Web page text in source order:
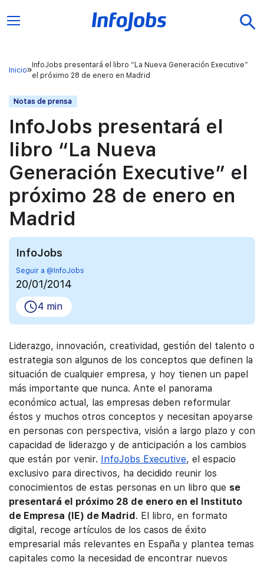
Inicio
InfoJobs presentará el libro “La Nueva Generación Executive”
el próximo 28 de enero en Madrid
Notas de prensa
InfoJobs presentará el
libro “La Nueva
Generación Executive” el
próximo 28 de enero en
Madrid
InfoJobs
Seguir a @InfoJobs
20/01/2014
4 min
Liderazgo, innovación, creatividad, gestión del talento o
estrategia son algunos de los conceptos que definen la
situación de cualquier empresa, y hoy tienen un papel
más importante que nunca. Ante el panorama
económico actual, las empresas deben reformular
éstos y muchos otros conceptos y necesitan apoyarse
en personas con perspectiva, visión a largo plazo y con
capacidad de liderazgo y de anticipación a los cambios
que están por venir.
InfoJobs Executive, el espacio
exclusivo para directivos, ha decidido reunir los
conocimientos de estas personas en un libro que se
presentará el próximo 28 de enero en el Instituto
de Empresa (IE) de Madrid . El libro, en formato
digital, recoge artículos de los casos de éxito
empresarial más relevantes en España y plantea temas
capitales como la necesidad de encontrar nuevos